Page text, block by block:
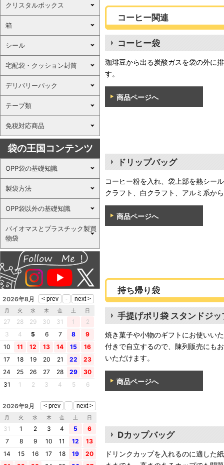
コーヒー関連
コーヒー袋
珈琲豆から出る炭酸ガスを袋の外に
す。
商品ページへ
ドリップバッグ
コーヒー粉を入れ、袋上部を熱シー
クラフト、白クラフト、アルミ系か
商品ページへ
持ち帰り袋
手提げポリ袋 スタンドジッ
焼き菓子や小物のギフトにお使いい
付きで自立するので、陳列販売にも
いただけます。
商品ページへ
Dカップバッグ
ドリンクカップを入れるのに適した
クリスタルボックス
箱
シール
宅配袋・クッション封筒
デリバリーパック
テープ類
免税対応商品
袋の王国コンテンツ
OPP袋の基礎知識
製袋方法
OPP袋以外の基礎知識
バイオマスとプラスチック製買
物袋
2026年8月
月 火 水 木 金 土 日
27 28 29 30 31 1
2
3
4 5 6 7 8
9
10
11 12 13 14 15
16
17
18 19 20 21 22
23
24
25 26 27 28 29
30
31
1 2 3 4 5 6
2026年9月
月 火 水 木 金 土 日
31 1 2 3 4 5
6
7
8 9 10 11 12
13
14
15 16 17 18 19
20